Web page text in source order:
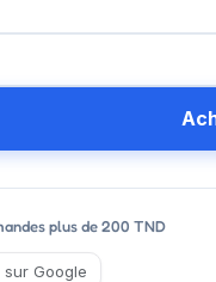
plus de 200 TND
sur Google